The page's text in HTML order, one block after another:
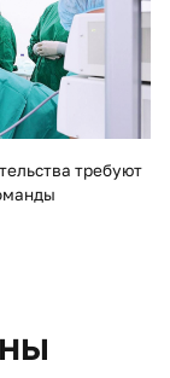
требуют